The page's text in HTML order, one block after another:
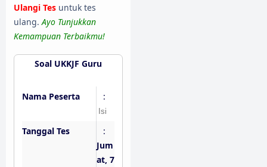
Ulangi Tes untuk tes
ulang.Ayo Tunjukkan
Kemampuan Terbaikmu!
Soal UKKJF Guru
Nama Peserta :
Tanggal Tes
:
Jum
at, 7